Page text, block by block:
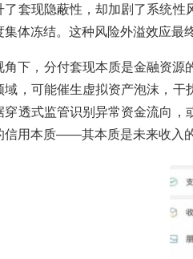
了套现隐蔽性，却加剧了系统
集体冻结。这种风险外溢效应最
角下，分付套现本质是金融资源
域，可能催生虚拟资产泡沫，
穿透式监管识别异常资金流向，
信用本质——其本质是未来收入